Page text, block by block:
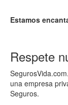
Estamos
Respete
una empresa
Seguros.